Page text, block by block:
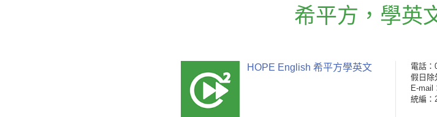
希平方 ， 學英
HOPE English 希平方學英文 電話：
假日除
E-mail
統編：